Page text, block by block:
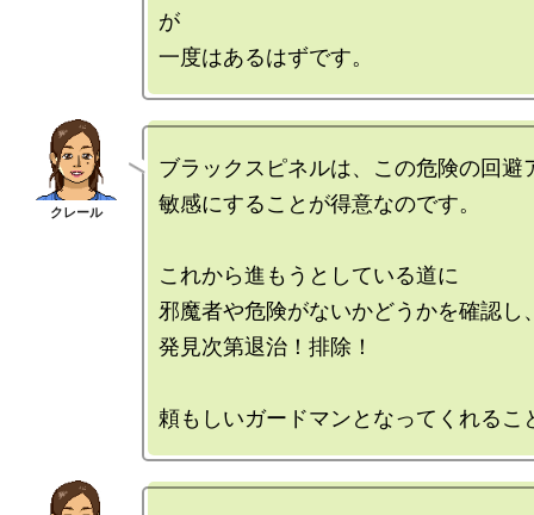
が
ブラックスピネルは、この危険の回避
敏感にすることが得意なのです。
これから進もうとしている道に
邪魔者や危険がないかどうかを確認し
発見次第退治！排除！